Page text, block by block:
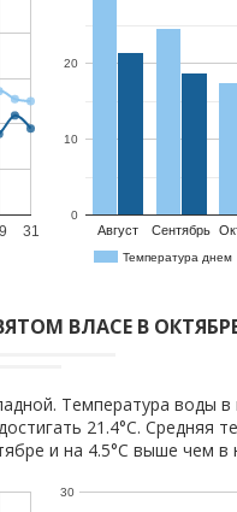
31
Температура днем
Август Сентябрь
0
10
20
ВЛАСЕ В
Температура воды в
21.4°C. Средняя
и на 4.5°C выше чем в
30